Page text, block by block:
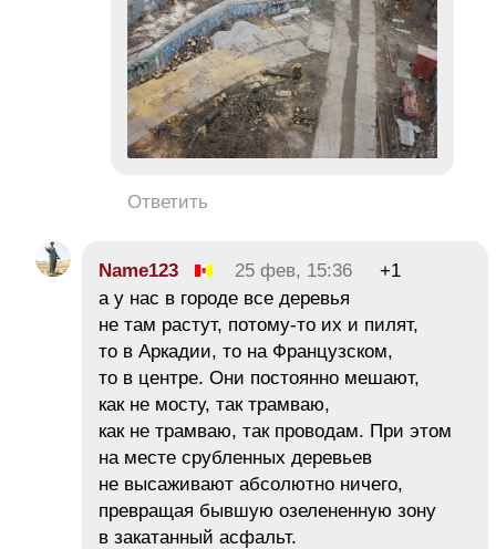
Ответить
Name123 25 фев, 15:36
+1
а у нас в городе все деревья
не там растут, потому-то их и пилят,
то в Аркадии, то на Французском,
то в центре. Они постоянно мешают,
как не мосту, так трамваю,
как не трамваю, так проводам. При этом
на месте срубленных деревьев
не высаживают абсолютно ничего,
превращая бывшую озелененную зону
в закатанный асфальт.